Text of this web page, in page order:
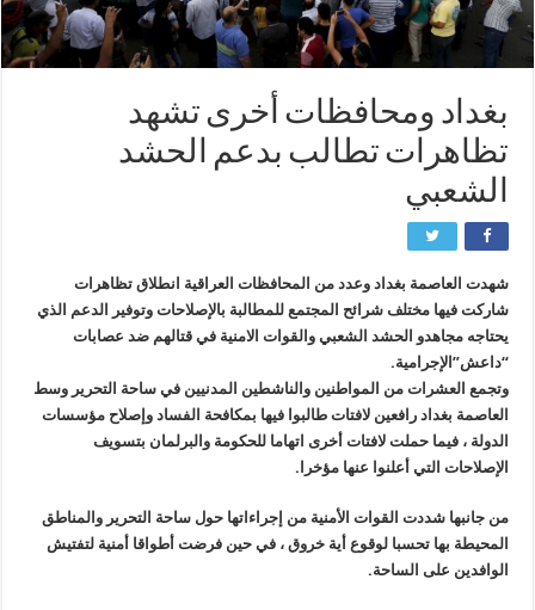
بغداد ومحافظات أخرى تشهد
تظاهرات تطالب بدعم الحشد
الشعبي
شهدت العاصمة بغداد وعدد من المحافظات العراقية انطلاق تظاهرات
شاركت فيها مختلف شرائح المجتمع للمطالبة بالإصلاحات وتوفير الدعم الذي
يحتاجه مجاهدو الحشد الشعبي والقوات الامنية في قتالهم ضد عصابات
“داعش”الإجرامية.
وتجمع العشرات من المواطنين والناشطين المدنيين في ساحة التحرير وسط
العاصمة بغداد رافعين لافتات طالبوا فيها بمكافحة الفساد وإصلاح مؤسسات
الدولة ، فيما حملت لافتات أخرى اتهاما للحكومة والبرلمان بتسويف
الإصلاحات التي أعلنوا عنها مؤخرا.
من جانبها شددت القوات الأمنية من إجراءاتها حول ساحة التحرير والمناطق
المحيطة بها تحسبا لوقوع أية خروق ، في حين فرضت أطواقا أمنية لتفتيش
الوافدين على الساحة.